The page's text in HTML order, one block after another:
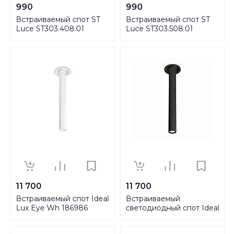
990
Встраиваемый спот ST
Luce ST303.408.01
990
Встраиваемый спот ST
Luce ST303.508.01
11 700
Встраиваемый спот Ideal
Lux Eye Wh 186986
11 700
Встраиваемый
светодиодный спот Ideal